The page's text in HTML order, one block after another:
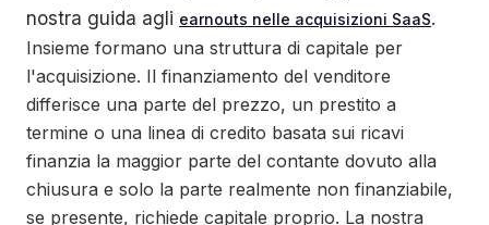
nostra guida agli earnouts nelle acquisizioni SaaS.
Insieme formano una struttura di capitale per
l'acquisizione. Il finanziamento del venditore
differisce una parte del prezzo, un prestito a
termine o una linea di credito basata sui ricavi
finanzia la maggior parte del contante dovuto alla
chiusura e solo la parte realmente non finanziabile,
se presente, richiede capitale proprio. La nostra